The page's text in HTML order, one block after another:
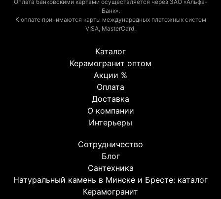
Оплата банковскими картами осуществляется через ЗАО «Альфа-
Банк».
К оплате принимаются карты международных платежных систем
VISA, MasterCard.
Каталог
Керамогранит оптом
Акции %
Оплата
Доставка
О компании
Интерьеры
Сотрудничество
Блог
Сантехника
Натуральный камень в Минске и Бресте: каталог
Керамогранит